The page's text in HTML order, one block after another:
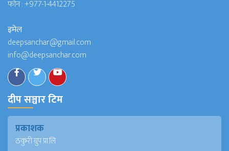
फोन :+977-1-4412275
इमेल
deepsanchar@gmail.com
info@deepsanchar.com
दीप सञ्चार टिम
प्रकाशक
ठकुरी ग्रुप प्रा.लि